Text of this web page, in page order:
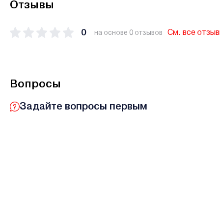
Отзывы
0 на основе 0 отзывов См. все
Вопросы
Задайте вопросы первым